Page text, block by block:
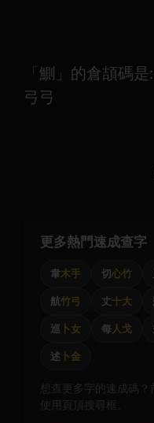
「鰂」的倉頡碼
弓弓
更多熱門速成查字
韋木手 切心竹
航竹弓 丈十大
巡 卜女 每人戈
述 卜金
想查更多字的速成碼
使用頁頂搜尋框。